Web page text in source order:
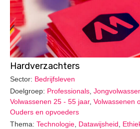
Hardverzachters
Sector: Bedrijfsleven
Doelgroep: Professionals,
Volwassenen 25 - 55 jaar, Volwassenen
Ouders en opvoeders
Thema: Technologie Datawijsheid